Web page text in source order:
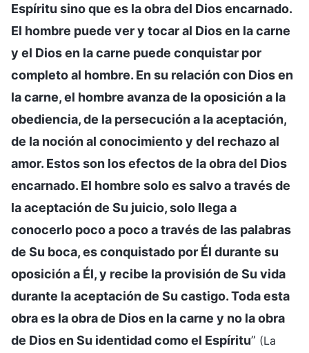
Espíritu sino que es la obra del Dios encarnado.
El hombre puede ver y tocar al Dios en la carne
y el Dios en la carne puede conquistar por
completo al hombre. En su relación con Dios en
la carne, el hombre avanza de la oposición a la
obediencia, de la persecución a la aceptación,
de la noción al conocimiento y del rechazo al
amor. Estos son los efectos de la obra del Dios
encarnado. El hombre solo es salvo a través de
la aceptación de Su juicio, solo llega a
conocerlo poco a poco a través de las palabras
de Su boca, es conquistado por Él durante su
oposición a Él, y recibe la provisión de Su vida
durante la aceptación de Su castigo. Toda esta
obra es la obra de Dios en la carne y no la obra
de Dios en Su identidad como el Espíritu” (La